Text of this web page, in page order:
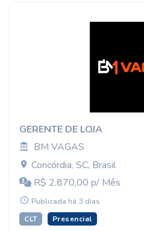
GERENTE DE LOJA
BM VAGAS
Concórdia, SC, Brasil
R$ 2.870,00 p/ Mês
Publicada há 3 dias
CLT Presencial